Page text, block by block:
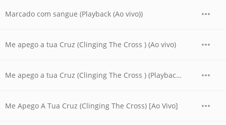
Marcado com sangue (Playback (Ao vivo))
Me apego a tua Cruz (Clinging The Cross ) (Ao vivo)
Me apego a tua Cruz (Clinging The Cross ) (Playback (Ao vivo))
Me Apego A Tua Cruz (Clinging The Cross) [Ao Vivo]